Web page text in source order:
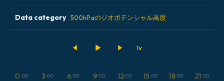
2026-08-07 00 UTC
ECMWF AIFS [AI]
オーストリア
Data category 500hPaのジオポテンシャル高度
0 :00 3:00 6:00 9:00 12:00 15 :00 18:00 21:00